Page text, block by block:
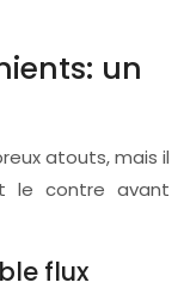
un
atouts, mais il
le contre avant
flux